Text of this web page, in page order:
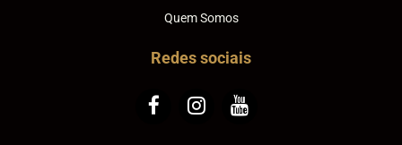
Quem Somos
Redes sociais